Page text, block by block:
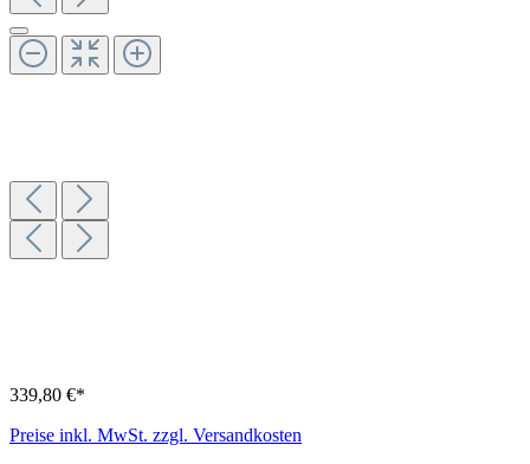
339,80 €*
Preise inkl. MwSt. zzgl. Versandkosten